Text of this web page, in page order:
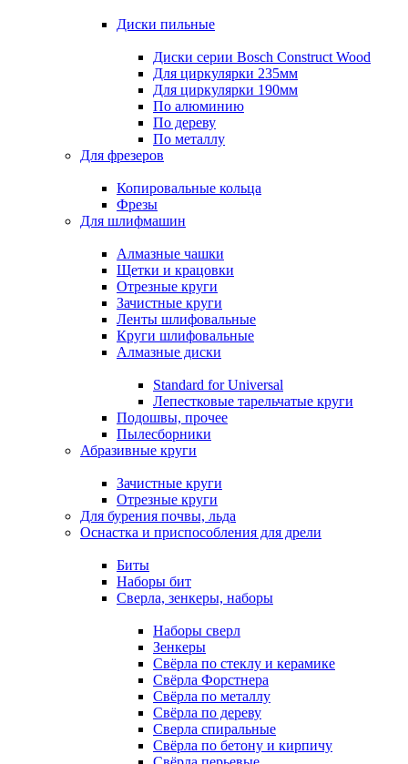
Диски пильные
Диски серии Bosch Construct Wood
Для циркулярки 235мм
Для циркулярки 190мм
По алюминию
По дереву
По металлу
Для фрезеров
Копировальные кольца
Фрезы
Для шлифмашин
Алмазные чашки
Щетки и крацовки
Отрезные круги
Зачистные круги
Ленты шлифовальные
Круги шлифовальные
Алмазные диски
Standard for Universal
Лепестковые тарельчатые круги
Подошвы, прочее
Пылесборники
Абразивные круги
Зачистные круги
Отрезные круги
Для бурения почвы, льда
Оснастка и приспособления для дрели
Биты
Наборы бит
Сверла, зенкеры, наборы
Наборы сверл
Зенкеры
Свёрла по стеклу и керамике
Свёрла Форстнера
Свёрла по металлу
Свёрла по дереву
Сверла спиральные
Свёрла по бетону и кирпичу